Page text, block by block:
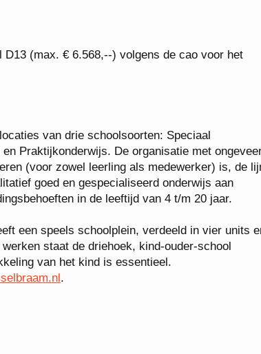
(max. € 6.568,--) volgens de cao voor het
van drie schoolsoorten: Speciaal
Praktijkonderwijs. De organisatie met
(voor zowel leerling als medewerker) is, de
goed en gespecialiseerd onderwijs aan
in de leeftijd van 4 t/m 20 jaar.
een speels schoolplein, verdeeld in vier units
staat de driehoek, kind-ouder-school
van het kind is essentieel.
.